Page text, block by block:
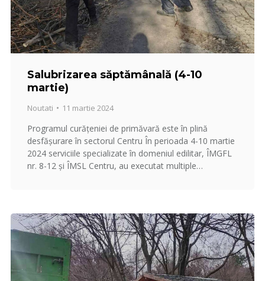
Salubrizarea săptămânală (4-10
martie)
Noutati 11 martie 2024
Programul curățeniei de primăvară este în plină
desfășurare în sectorul Centru În perioada 4-10 martie
2024 serviciile specializate în domeniul edilitar, ÎMGFL
nr. 8-12 și ÎMSL Centru, au executat multiple…